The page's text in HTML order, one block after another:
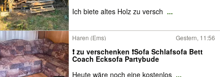
Ich biete altes Holz zu versch ...
Haren (Ems) Gestern, 11:56
❗️ zu verschenken ❗️Sofa Schlafsofa Bett
Coach Ecksofa Partybude
Heute wäre noch eine kostenlos ...